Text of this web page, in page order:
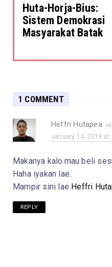
Huta-Horja-Bius:
Sistem Demokrasi
Masyarakat Batak
1 COMMENT
Heffri Hutapea
January 14, 2019 at
Makanya kalo.mau beli
Haha iyakan lae..
Mampir sini lae Heffri
REPLY